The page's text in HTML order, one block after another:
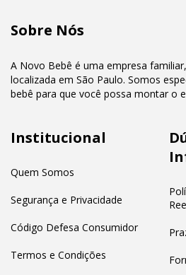
Sobre Nós
A Novo Bebê é uma empresa
localizada em São Paulo. Somos
bebê para que você possa montar o
Institucional
Quem Somos
Segurança e Privacidade
Código Defesa Consumidor
Termos e Condições